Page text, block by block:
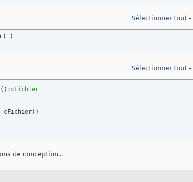
Sélectionner tout -
( )
Sélectionner tout -
( ) : cFichier
cFichier( )
de conception...